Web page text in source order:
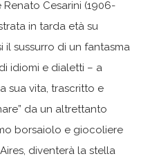
Renato Cesarini (1906-
in tarda età su
il sussurro di un fantasma
idiomi e dialetti – a
sua vita, trascritto e
da un altrettanto
borsaiolo e giocoliere
diventerà la stella